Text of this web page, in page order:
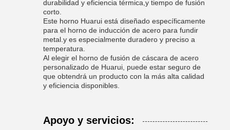
durabilidad y eficiencia térmica,y tiempo de fusión
corto.
Este horno Huarui está diseñado específicamente
para el horno de inducción de acero para fundir
metal.y es especialmente duradero y preciso a
temperatura.
Al elegir el horno de fusión de cáscara de acero
personalizado de Huarui, puede estar seguro de
que obtendrá un producto con la más alta calidad
y eficiencia disponibles.
Apoyo y servicios: